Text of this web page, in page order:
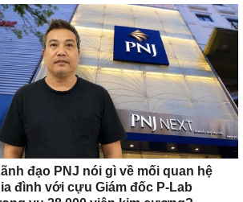
đạo PNJ nói gì về mối quan hệ
đình với cựu Giám đốc P-Lab